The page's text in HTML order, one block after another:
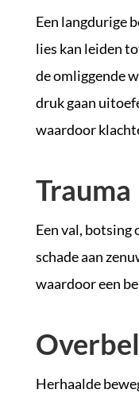
Een langdurige
lies kan leiden
de omliggende
druk gaan
waardoor
Trauma
Een val, botsing
schade aan
waardoor een
Herhaalde